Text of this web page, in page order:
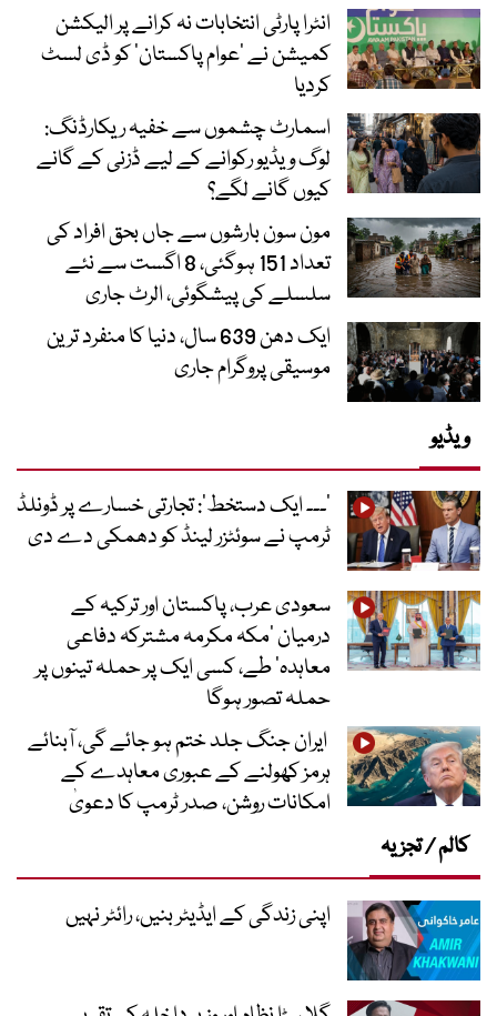
انٹرا پارٹی انتخابات نہ کرانے پر الیکشن
کمیشن نے ’عوام پاکستان‘ کو ڈی لسٹ
کردیا
اسمارٹ چشموں سے خفیہ ریکارڈنگ:
لوگ ویڈیو رکوانے کے لیے ڈزنی کے گانے
کیوں گانے لگے؟
مون سون بارشوں سے جاں بحق افراد کی
تعداد 151 ہوگئی، 8 اگست سے نئے
سلسلے کی پیشگوئی، الرٹ جاری
ایک دھن 639 سال، دنیا کا منفرد ترین
موسیقی پروگرام جاری
ویڈیو
’۔۔۔ ایک دستخط‘: تجارتی خسارے پر ڈونلڈ
ٹرمپ نے سوئٹزر لینڈ کو دھمکی دے دی
سعودی عرب، پاکستان اور ترکیہ کے
درمیان ’مکہ مکرمہ مشترکہ دفاعی
معاہدہ‘ طے، کسی ایک پر حملہ تینوں پر
حملہ تصور ہوگا
ایران جنگ جلد ختم ہو جائے گی، آبنائے
ہرمز کھولنے کے عبوری معاہدے کے
امکانات روشن، صدر ٹرمپ کا دعویٰ
کالم / تجزیہ
اپنی زندگی کے ایڈیٹر بنیں، رائٹر نہیں